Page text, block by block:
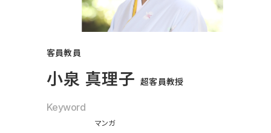
客員教員
小泉 真理子 超客員教授
Keyword
マンガ